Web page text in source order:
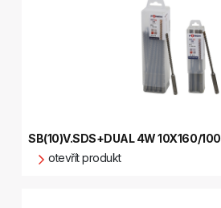
SB(10)V.SDS+DUAL 4W 10X160/100
otevřít produkt